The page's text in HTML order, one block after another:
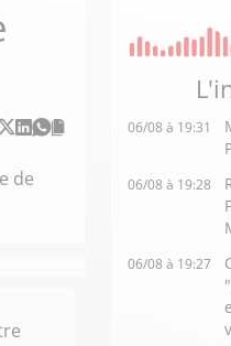
de
06/08 à 19:31
06/08 à 19:28
06/08 à 19:27